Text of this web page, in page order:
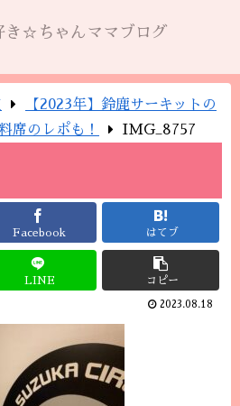
き☆ちゃんママブログ
【2023年】鈴鹿サーキットの
席のレポも！
IMG_8757
Facebook はてブ
LINE コピー
2023.08.18